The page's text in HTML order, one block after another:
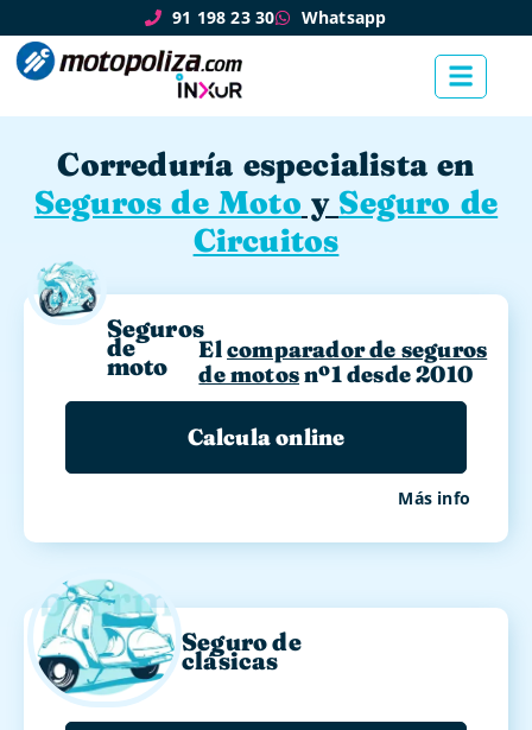
91 198 23 30 Whatsapp
Correduría especialista en
Seguros de Moto ySeguro de
Circuitos
Seguros
de
moto
Elcomparador de seguros
de motosnº1 desde 2010
Calcula online
Más info
Seguro de
clásicas